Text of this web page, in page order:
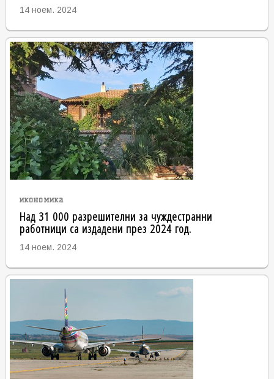
14 ноем. 2024
икономика
Над 31 000 разрешителни за чуждестранни
работници са издадени през 2024 год.
14 ноем. 2024